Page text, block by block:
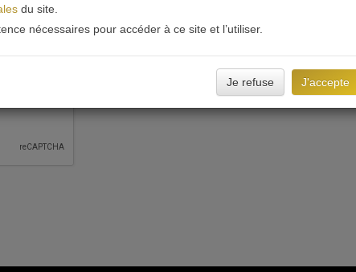
du site.
nécessaires pour accéder à ce site et l’utiliser.
Je refuse J'accepte